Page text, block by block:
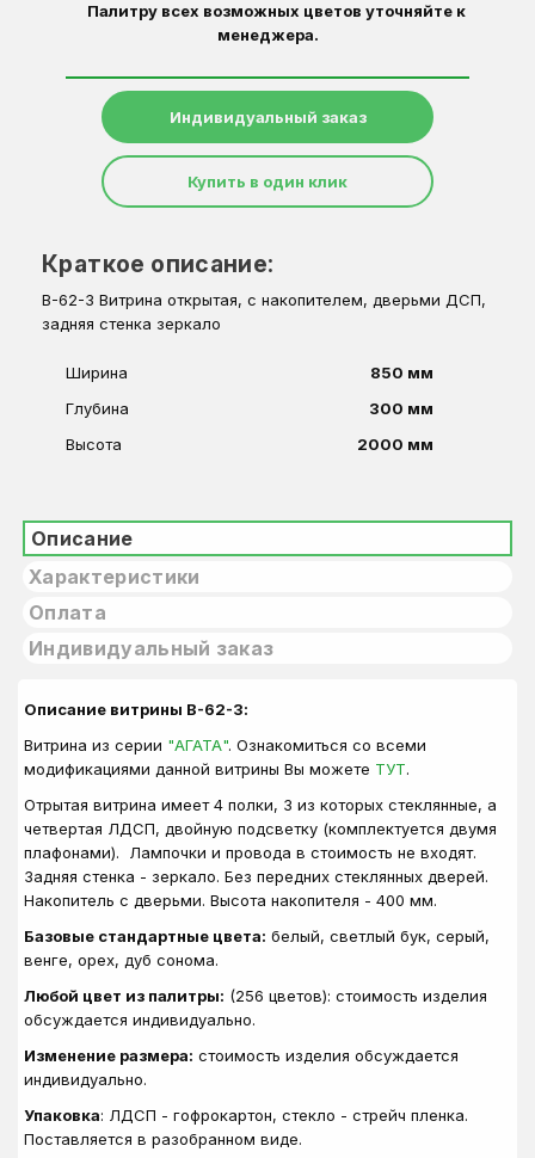
Палитру всех возможных цветов уточняйте к
менеджера.
Индивидуальный заказ
Купить в один клик
Краткое описание:
В-62-З Витрина открытая, с накопителем, дверьми ДСП,
задняя стенка зеркало
Ширина
850 мм
Глубина
300 мм
Высота
2000 мм
Описание
Характеристики
Оплата
Индивидуальный заказ
Описание витрины В-62-З:
Витрина из серии "АГАТА". Ознакомиться со всеми
модификациями данной витрины Вы можете ТУТ.
Отрытая витрина имеет 4 полки, 3 из которых стеклянные, а
четвертая ЛДСП, двойную подсветку (комплектуется двумя
плафонами). Лампочки и провода в стоимость не входят.
Задняя стенка - зеркало. Без передних стеклянных дверей.
Накопитель с дверьми. Высота накопителя - 400 мм.
Базовые стандартные цвета: белый, светлый бук, серый,
венге, орех, дуб сонома.
Любой цвет из палитры: (256 цветов): стоимость изделия
обсуждается индивидуально.
Изменение размера: стоимость изделия обсуждается
индивидуально.
Упаковка: ЛДСП - гофрокартон, стекло - стрейч пленка.
Поставляется в разобранном виде.